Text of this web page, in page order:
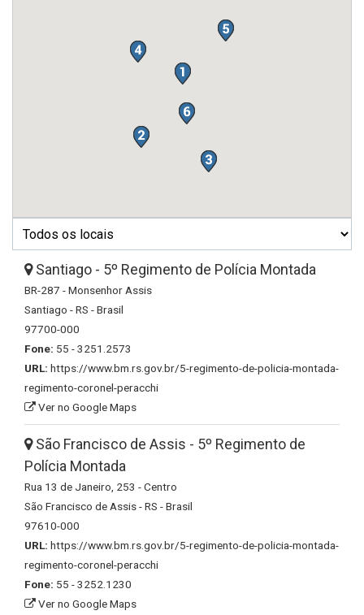
Santiago - 5º Regimento de Polícia Montada
BR-287 - Monsenhor Assis
Santiago - RS - Brasil
97700-000
Fone: 55 - 3251.2573
URL: https://www.bm.rs.gov.br/5-regimento-de-policia-montada-
regimento-coronel-peracchi
Ver no Google Maps
São Francisco de Assis - 5º Regimento de
Polícia Montada
Rua 13 de Janeiro, 253 - Centro
São Francisco de Assis - RS - Brasil
97610-000
URL: https://www.bm.rs.gov.br/5-regimento-de-policia-montada-
regimento-coronel-peracchi
Fone: 55 - 3252.1230
Ver no Google Maps